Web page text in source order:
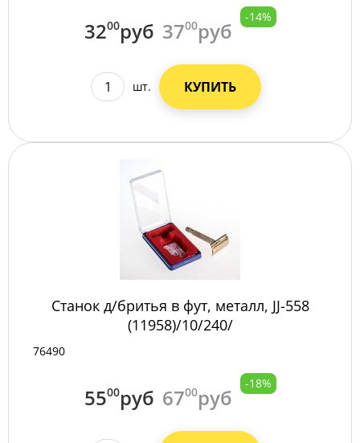
3200руб 3700руб
-14%
шт. КУПИТЬ
Станок д/бритья в фут, металл, JJ-558
(11958)/10/240/
76490
5500руб 6700руб
-18%